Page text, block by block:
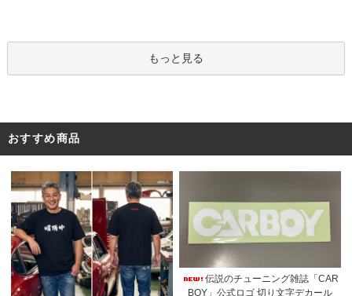
もっと見る
おすすめ商品
伝説のチューニング雑誌「CAR
BOY」公式ロゴ 切り文字デカール